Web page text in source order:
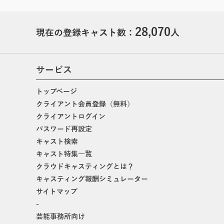
現在の登録キャスト数： 28,070人
サービス
トップページ
クライアント会員登録（無料）
クライアントログイン
パスワード再設定
キャスト検索
キャスト特集一覧
クラウドキャスティングとは？
キャスティング報酬シミュレーター
サイトマップ
-
芸能事務所向け